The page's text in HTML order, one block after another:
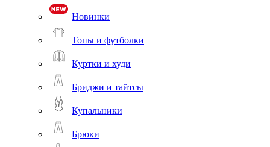
Новинки
Топы и футболки
Куртки и худи
Бриджи и тайтсы
Купальники
Брюки